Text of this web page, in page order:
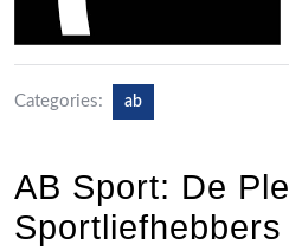
Categories: ab
AB Sport: De